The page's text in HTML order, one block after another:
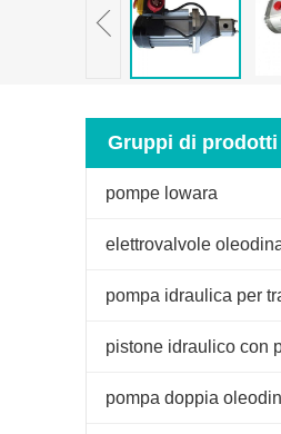
Gruppi di prodotti
pompe lowara
elettrovalvole
pompa idraulica per
fiat
pistone idraulico con
manuale
pompa doppia